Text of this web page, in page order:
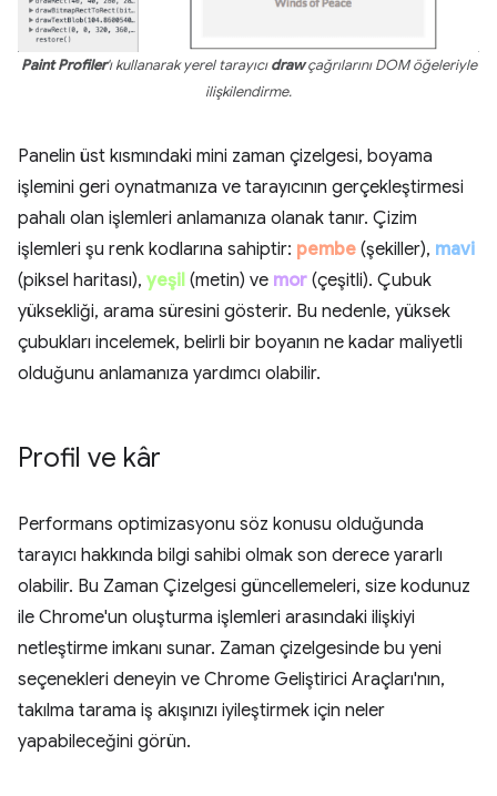
Paint Profiler'ı kullanarak yerel tarayıcıdrawçağrılarını DOM öğeleriyle
ilişkilendirme.
Panelin üst kısmındaki mini zaman çizelgesi, boyama
işlemini geri oynatmanıza ve tarayıcının gerçekleştirmesi
pahalı olan işlemleri anlamanıza olanak tanır. Çizim
işlemleri şu renk kodlarına sahiptir: pembe (şekiller), mavi
(piksel haritası), yeşil (metin) ve mor (çeşitli). Çubuk
yüksekliği, arama süresini gösterir. Bu nedenle, yüksek
çubukları incelemek, belirli bir boyanın ne kadar maliyetli
olduğunu anlamanıza yardımcı olabilir.
Profil ve kâr
Performans optimizasyonu söz konusu olduğunda
tarayıcı hakkında bilgi sahibi olmak son derece yararlı
olabilir. Bu Zaman Çizelgesi güncellemeleri, size kodunuz
ile Chrome'un oluşturma işlemleri arasındaki ilişkiyi
netleştirme imkanı sunar. Zaman çizelgesinde bu yeni
seçenekleri deneyin ve Chrome Geliştirici Araçları'nın,
takılma tarama iş akışınızı iyileştirmek için neler
yapabileceğini görün.